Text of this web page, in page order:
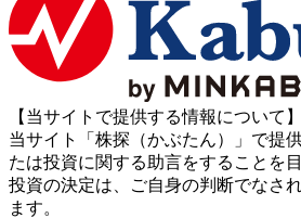
【当サイトで提供する情報について】
当サイト「株探（かぶたん）」で提
たは投資に関する助言をすることを
投資の決定は、ご自身の判断でなさ
ます。